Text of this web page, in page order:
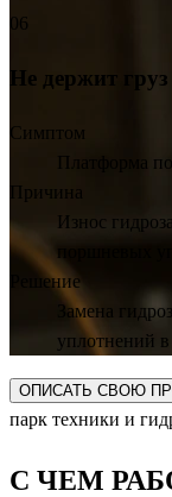
06
Не держит груз
Симптом
Платформа
Причина
Износ
Решение
Замена
уплотнений в
ОПИСАТЬ СВОЮ
парк техники и
С ЧЕМ